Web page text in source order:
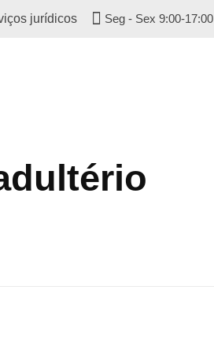
jurídicos Seg - Sex 9:00-17:00